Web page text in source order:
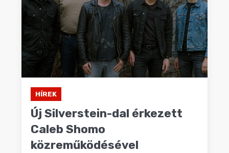
HÍREK
Új Silverstein-dal érkezett
Caleb Shomo
közreműködésével